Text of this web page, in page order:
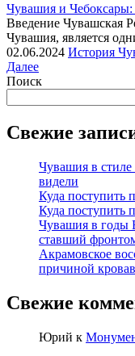
Чувашия и Чебоксары:
Введение Чувашская
Чувашия, является
02.06.2024 История
Далее
Поиск
Свежие
Чувашия в
видели
Куда поступить
Куда поступить
Чувашия в годы
ставший
Акрамовское
причиной
Свежие
Юрий к